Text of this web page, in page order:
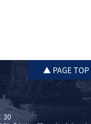
▲ PAGE TOP
30